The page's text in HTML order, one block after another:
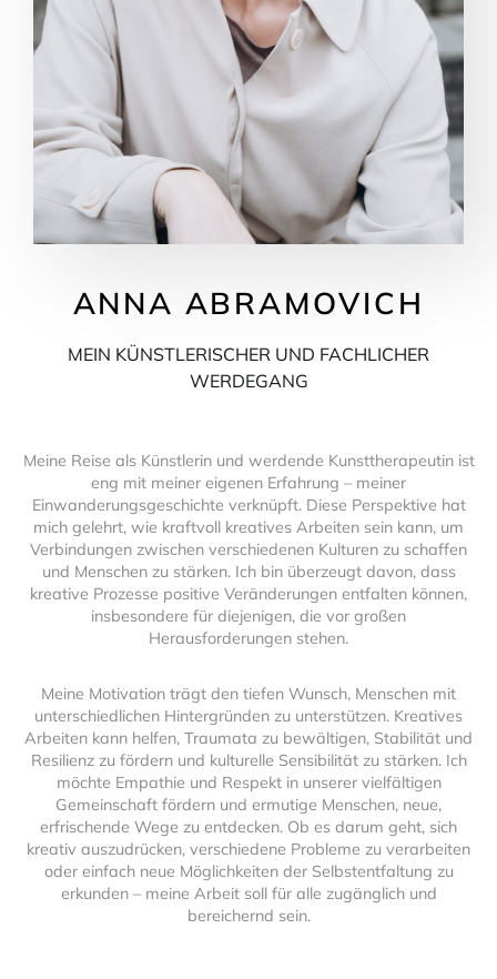
ANNA ABRAMOVICH
MEIN KÜNSTLERISCHER UND FACHLICHER
WERDEGANG
Meine Reise als Künstlerin und werdende Kunsttherapeutin ist
eng mit meiner eigenen Erfahrung – meiner
Einwanderungsgeschichte verknüpft. Diese Perspektive hat
mich gelehrt, wie kraftvoll kreatives Arbeiten sein kann, um
Verbindungen zwischen verschiedenen Kulturen zu schaffen
und Menschen zu stärken. Ich bin überzeugt davon, dass
kreative Prozesse positive Veränderungen entfalten können,
insbesondere für diejenigen, die vor großen
Herausforderungen stehen.
Meine Motivation trägt den tiefen Wunsch, Menschen mit
unterschiedlichen Hintergründen zu unterstützen. Kreatives
Arbeiten kann helfen, Traumata zu bewältigen, Stabilität und
Resilienz zu fördern und kulturelle Sensibilität zu stärken. Ich
möchte Empathie und Respekt in unserer vielfältigen
Gemeinschaft fördern und ermutige Menschen, neue,
erfrischende Wege zu entdecken. Ob es darum geht, sich
kreativ auszudrücken, verschiedene Probleme zu verarbeiten
oder einfach neue Möglichkeiten der Selbstentfaltung zu
erkunden – meine Arbeit soll für alle zugänglich und
bereichernd sein.